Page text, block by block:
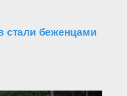
стали беженцами